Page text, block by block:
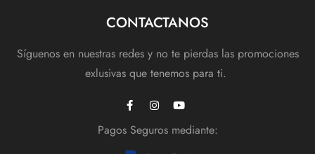
CONTACTANOS
Síguenos en nuestras redes y no te pierdas las promociones
exlusivas que tenemos para ti.
Pagos Seguros mediante: